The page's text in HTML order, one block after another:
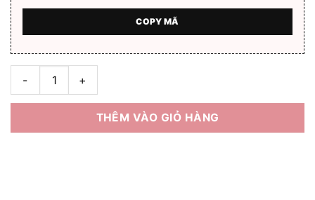
COPY MÃ
Gọng kính unisex Bolon BJ5087 Full box số lượng
THÊM VÀO GIỎ HÀNG